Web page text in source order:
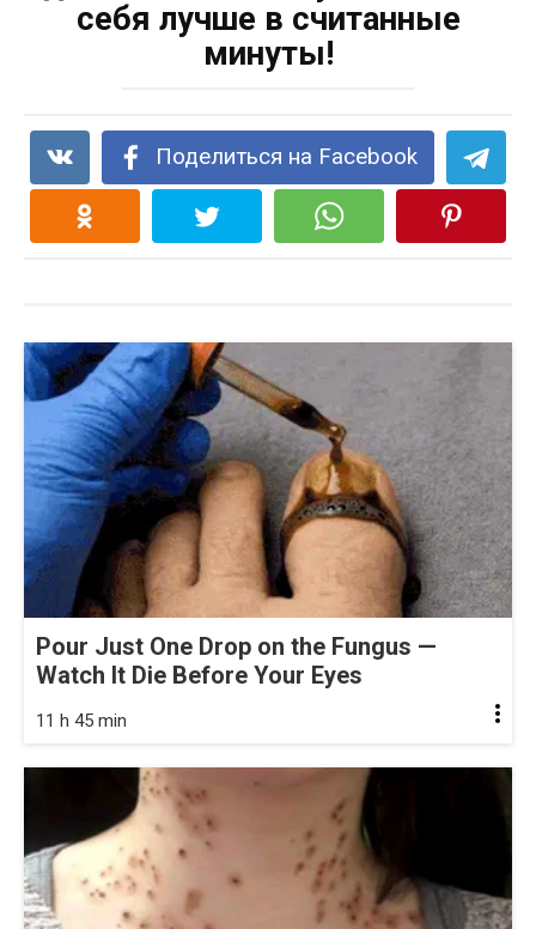
себя лучше в считанные
минуты!
Поделиться на Facebook
Pour Just One Drop on the Fungus —
Watch It Die Before Your Eyes
11 h 45 min